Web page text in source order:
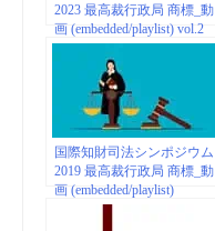
2023 最高裁行政局 商標_動
画 (embedded/playlist) vol.2
国際知財司法シンポジウム
2019 最高裁行政局 商標_動
画 (embedded/playlist)